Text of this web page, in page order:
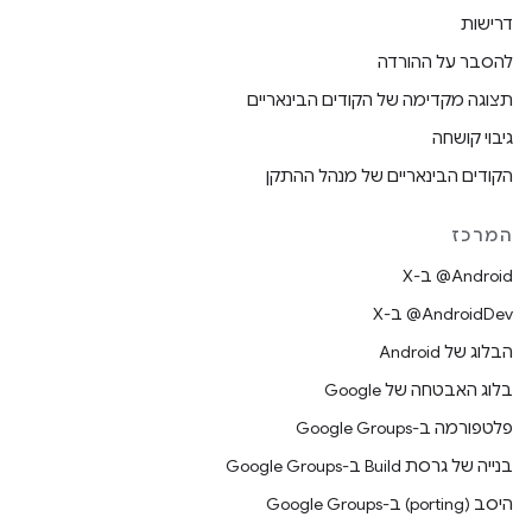
דרישות
להסבר על ההורדה
תצוגה מקדימה של הקודים הבינאריים
גיבוי קושחה
הקודים הבינאריים של מנהל ההתקן
המרכז
‫‎@Android ב-X
‫‎@AndroidDev ב-X
הבלוג של Android
בלוג האבטחה של Google
פלטפורמה ב-Google Groups
בנייה של גרסת Build ב-Google Groups
היסב (porting) ב-Google Groups